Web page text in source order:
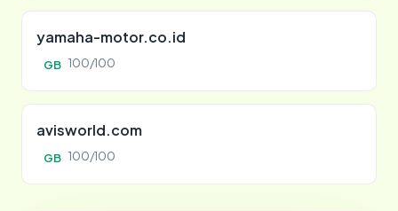
yamaha-motor.co.id
GB 100/100
avisworld.com
GB 100/100